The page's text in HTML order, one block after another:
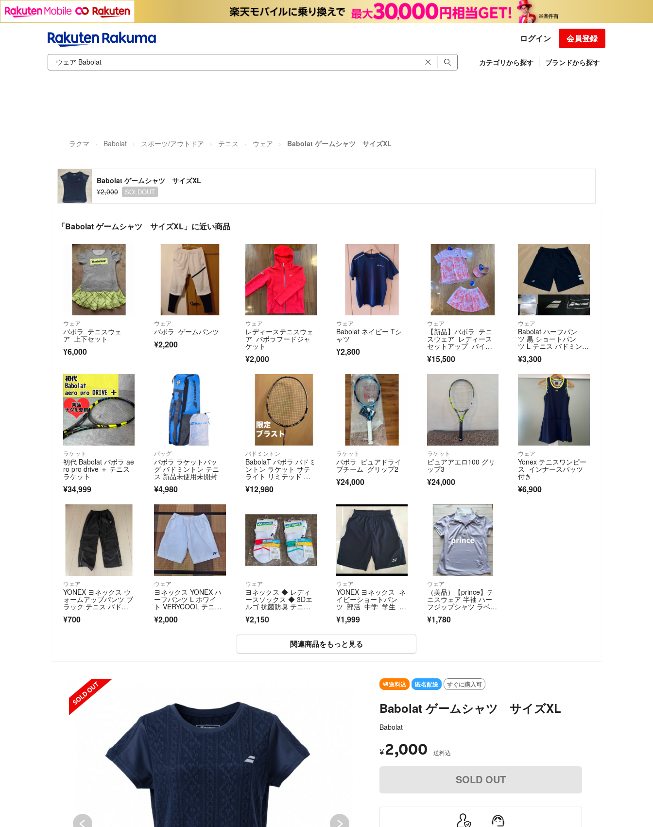
ログイン 会員登録
カテゴリから探す ブランドから探す
ラクマ Babolat スポーツ/アウトドア テニス ウェア Babolat ゲームシャツ サイズXL
Babolat ゲームシャツ サイズXL
¥2,000
SOLDOUT
「Babolat ゲームシャツ サイズXL」に近い商品
ウェア
バボラ テニスウェ
ア 上下セット
¥6,000
ウェア
バボラ ゲームパンツ
¥2,200
ウェア
レディーステニスウェ
ア バボラフードジャ
ケット
¥2,000
ウェア
Babolat ネイビー Tシ
ャツ
¥2,800
ウェア
【新品】バボラ テニ
スウェア レディース
セットアップ バイザ
ー付き Lサイズ
¥15,500
ウェア
Babolat ハーフパン
ツ 黒 ショートパン
ツ L テニス バドミント
¥3,300
ラケット
初代 Babolat バボラ ae
ro pro drive ＋ テニス
ラケット
¥34,999
バッグ
バボラ ラケットバッ
グ バドミントン テニ
ス 新品未使用未開封
¥4,980
バドミントン
BabolaT バボラ バドミ
ントン ラケット サテ
ライト リミテッド ブ
¥12,980
ラケット
バボラ ピュアドライ
ブチーム グリップ2
¥24,000
ラケット
ピュアアエロ100 グリ
ップ3
¥24,000
ウェア
Yonex テニスワンピー
ス インナースパッツ
付き
¥6,900
ウェア
YONEX ヨネックス ウ
ォームアップパンツ ブ
ラック テニス バドミ
¥700
ウェア
ヨネックス YONEX ハ
ーフパンツ L ホワイ
ト VERYCOOL テニ
¥2,000
ウェア
ヨネックス ◆ レディ
ースソックス ◆ 3Dエ
ルゴ 抗菌防臭 テニ
¥2,150
ウェア
YONEX ヨネックス ネ
イビーショートパン
ツ 部活 中学 学生 テ
¥1,999
ウェア
（美品）【prince】テ
ニスウェア 半袖 ハー
フジップシャツ ラベン
¥1,780
関連商品をもっと見る
SOLD OUT
送料込 匿名配送 すぐに購入可
Babolat ゲームシャツ サイズXL
Babolat
¥ 2,000 送料込
SOLD OUT